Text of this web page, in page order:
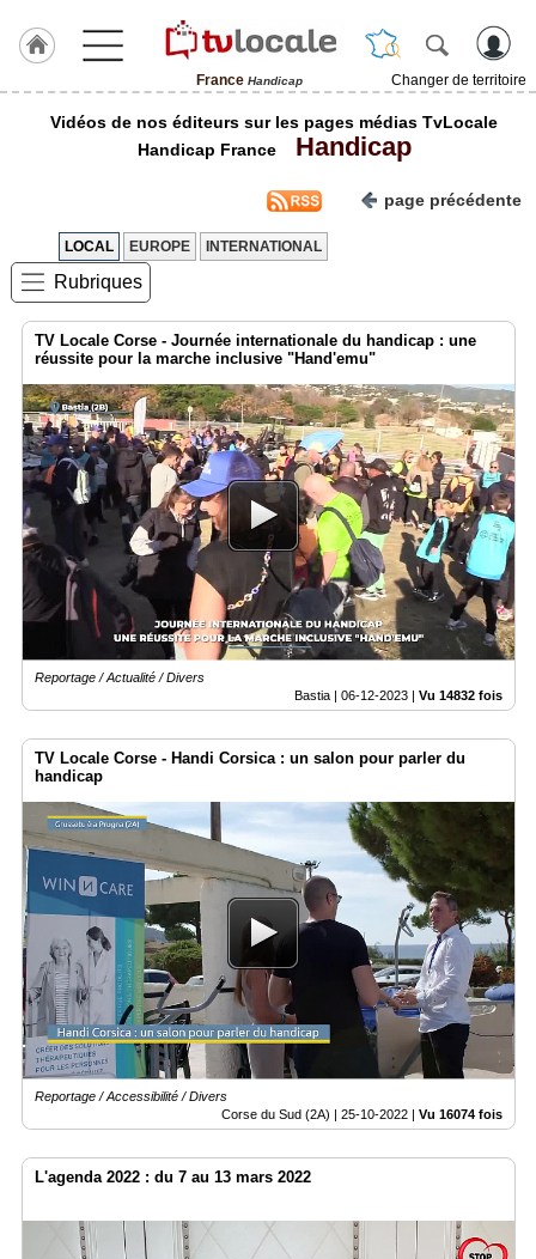
France Handicap
Changer de territoire
J'adhère
Accueil
RUBRIQUES
Agenda
Gazette
Vidéos
Médias
du
groupe
Blogs
Prémium
Inscription
annuaire
Accès
éditeur
Vidéos de nos éditeurs sur les pages médias TvLocale
Handicap France
Handicap
page précédente
LOCAL EUROPE INTERNATIONAL
Rubriques
TV Locale Corse - Journée internationale du handicap : une
réussite pour la marche inclusive "Hand'emu"
Reportage / Actualité / Divers
Bastia | 06-12-2023 Vu 14832 fois
TV Locale Corse - Handi Corsica : un salon pour parler du
handicap
Reportage / Accessibilité / Divers
Corse du Sud (2A) | 25-10-2022 | Vu 16074 fois
L'agenda 2022 : du 7 au 13 mars 2022